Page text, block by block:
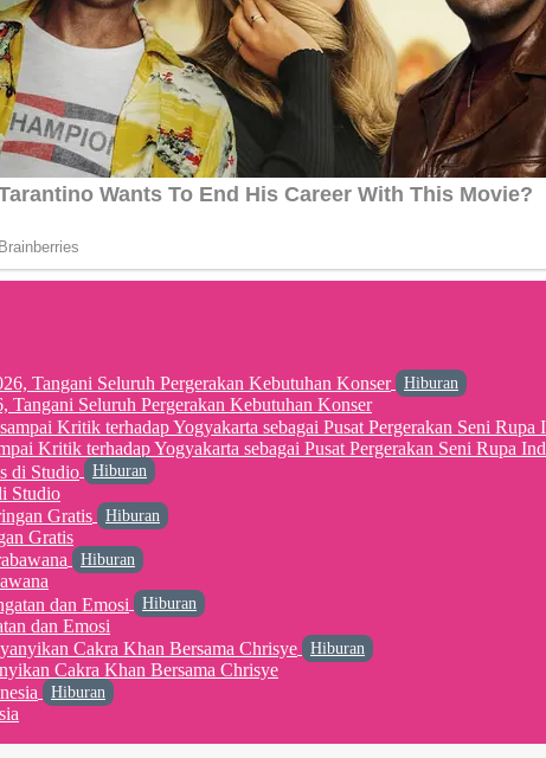
Hiburan
Tangani Seluruh Pergerakan Kebutuhan Konser
Kritik terhadap Yogyakarta sebagai Pusat Pergerakan Seni Rupa
Hiburan
Studio
Hiburan
Gratis
Hiburan
Hiburan
dan Emosi
Hiburan
Cakra Khan Bersama Chrisye
Hiburan